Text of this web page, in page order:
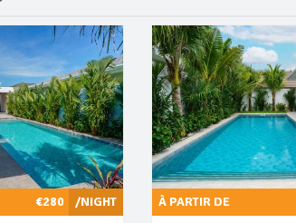
/NIGHT
€280 À PARTIR DE